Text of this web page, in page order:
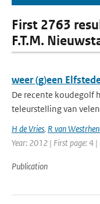
First 2763
F.T.M.
weer (g)een
De recente koudegolf
teleurstelling van
H de Vries, R van
Year: 2012 | First page: 4 |
Publication